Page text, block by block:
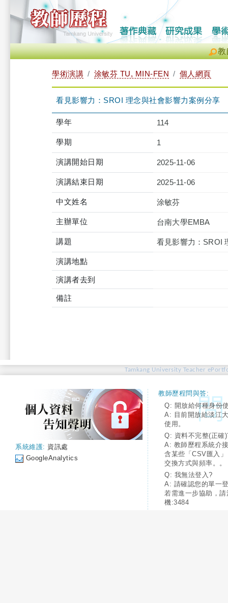
教
學術演講 涂敏芬 TU, MIN-FEN 個人網頁
看見影響力：SROI 理念與社會影響力案例分享
學年 114
學期 1
演講開始日期 2025-11-06
演講結束日期 2025-11-06
中文姓名 涂敏芬
主辦單位 台南大學EMBA
講題 看見影響力：SROI
演講地點
演講者去到
備註
Tamkang University Teacher
系統維護: 資訊處
GoogleAnalytics
教師歷程問與答:
Q: 開放給何種身份
A: 目前開放給淡江
使用。
Q: 資料不完整(正確
A: 教師歷程系統介
含某些「CSV匯入
交換方式與頻率。。
Q: 我無法登入?
A: 請確認您的單一
若需進一步協助，
機:3484